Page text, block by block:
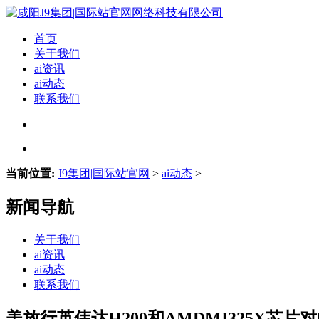
首页
关于我们
ai资讯
ai动态
联系我们
当前位置: J9集团|国际站官网 > ai动态 >
新闻导航
关于我们
ai资讯
ai动态
联系我们